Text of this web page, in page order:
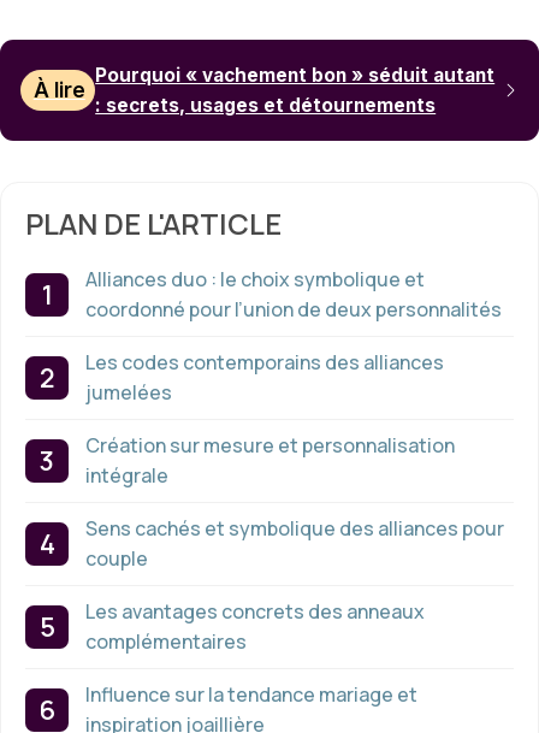
À lire
Pourquoi « vachement bon » séduit autant
: secrets, usages et détournements
PLAN DE L'ARTICLE
Alliances duo : le choix symbolique et
coordonné pour l’union de deux personnalités
Les codes contemporains des alliances
jumelées
Création sur mesure et personnalisation
intégrale
Sens cachés et symbolique des alliances pour
couple
Les avantages concrets des anneaux
complémentaires
Influence sur la tendance mariage et
inspiration joaillière